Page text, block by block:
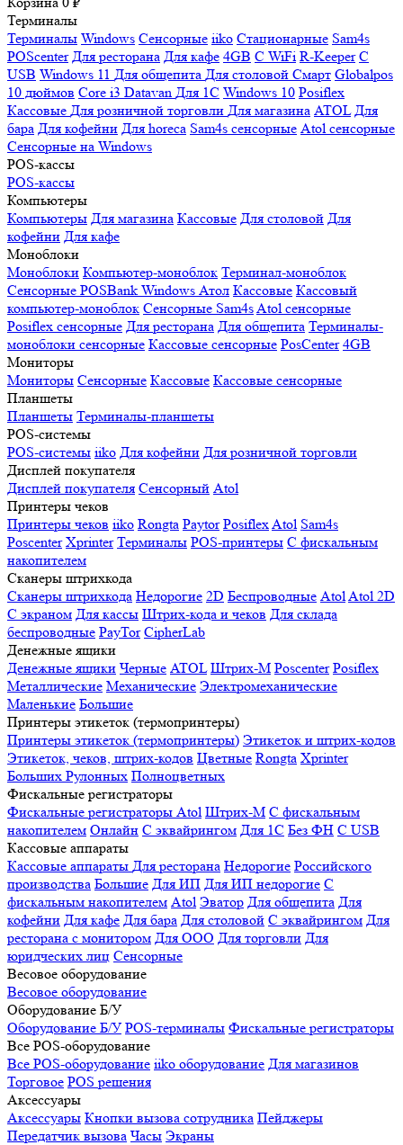
Терминалы
Терминалы Windows Сенсорные iiko Стационарные Sam4s
POScenter Для ресторана Для кафе 4GB С WiFi R-Keeper С
USB Windows 11 Для общепита Для столовой Смарт Globalpos
10 дюймов Core i3 Datavan Для 1С Windows 10 Posiflex
Кассовые Для розничной торговли Для магазина ATOL Для
бара Для кофейни Для horeca Sam4s сенсорные Atol сенсорные
Сенсорные на Windows
POS-кассы
POS-кассы
Компьютеры
Компьютеры Для магазина Кассовые Для столовой Для
кофейни Для кафе
Моноблоки
Моноблоки Компьютер-моноблок Терминал-моноблок
Сенсорные POSBank Windows Атол Кассовые Кассовый
компьютер-моноблок Сенсорные Sam4sAtol сенсорные
Posiflex сенсорные Для ресторана Для общепита Терминалы-
моноблоки сенсорные Кассовые сенсорные PosCenter 4GB
Мониторы
Мониторы Сенсорные Кассовые Кассовые сенсорные
Планшеты
Планшеты Терминалы-планшеты
POS-системы
POS-системы iiko Для кофейни Для розничной торговли
Дисплей покупателя
Дисплей покупателя Сенсорный Atol
Принтеры чеков
Принтеры чеков iiko Rongta Paytor PosiflexAtol Sam4s
Poscenter Xprinter Терминалы POS-принтеры С фискальным
накопителем
Сканеры штрихкода
Сканеры штрихкода Недорогие 2D Беспроводные AtolAtol 2D
С экраном Для кассы Штрих-кода и чеков Для склада
беспроводные PayTor CipherLab
Денежные ящики
Денежные ящики Черные ATOL Штрих-М Poscenter Posiflex
Металлические Механические Электромеханические
Маленькие Большие
Принтеры этикеток (термопринтеры)
Принтеры этикеток (термопринтеры) Этикеток и штрих-кодов
Этикеток, чеков, штрих-кодов Цветные Rongta Xprinter
Больших Рулонных Полноцветных
Фискальные регистраторы
Фискальные регистраторы Atol Штрих-М С фискальным
накопителем Онлайн С эквайрингом Для 1С Без ФН С USB
Кассовые аппараты
Кассовые аппараты Для ресторана Недорогие Российского
производства Большие Для ИП Для ИП недорогие С
фискальным накопителем Atol Эватор Для общепита Для
кофейни Для кафе Для бара Для столовой С эквайрингом Для
ресторана с монитором Для ООО Для торговли Для
юридческих лиц Сенсорные
Весовое оборудование
Весовое оборудование
Оборудование Б/У
Оборудование Б/У POS-терминалы Фискальные регистраторы
Все POS-оборудование
Все POS-оборудование iiko оборудование Для магазинов
Торговое POS решения
Аксессуары
Аксессуары Кнопки вызова сотрудника Пейджеры
Передатчик вызова Часы Экраны